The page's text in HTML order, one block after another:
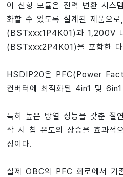
이 신형 모듈은 전력 변환 시스
화할 수 있도록 설계된 제품으
(BSTxxx1P4K01)과 1,200V
(BSTxxx2P4K01)을 포함한 다
HSDIP20은 PFC(Power
컨버터에 최적화된 4in1 및
특히 높은 방열 성능을 갖춘 절
작 시 칩 온도의 상승을 효과적
징이다.
실제 OBC의 PFC 회로에서 기